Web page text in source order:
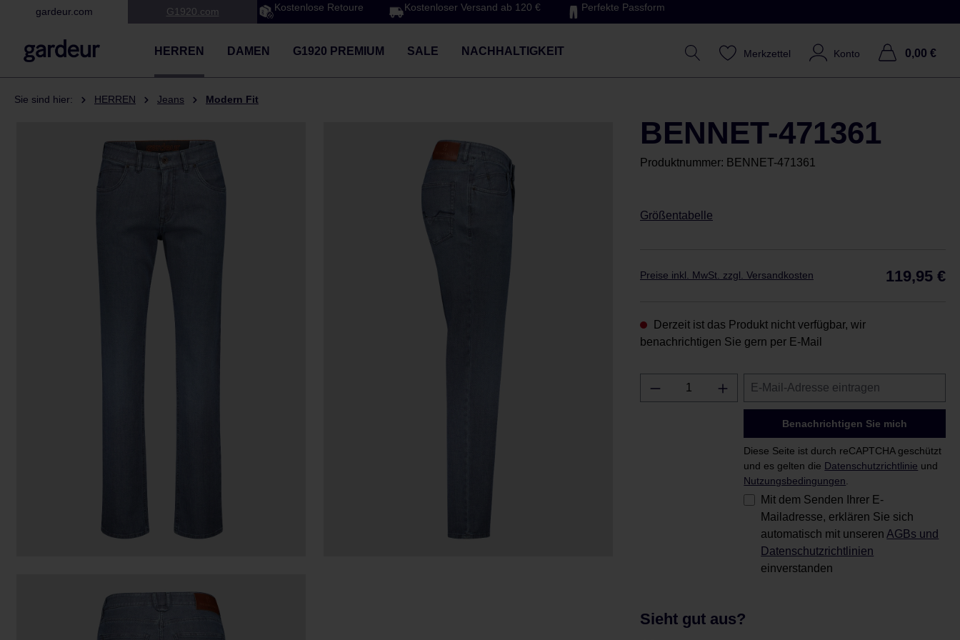
Hauptinhalt springen
Zur Suche springen
Zur Hauptnavigation springen
gardeur.com G1920.com Kostenlose Retoure Kostenloser Versand ab 120 € Perfekte Passform
HERREN DAMEN G1920 PREMIUM SALE NACHHALTIGKEIT Merkzettel Konto 0,00 €
Sie sind hier: HERREN Jeans Modern Fit
BENNET-471361
Produktnummer: BENNET-471361
Größentabelle
Preise inkl. MwSt. zzgl. Versandkosten 119,95 €
Derzeit ist das Produkt nicht verfügbar, wir
benachrichtigen Sie gern per E-Mail
Benachrichtigen Sie mich
Diese Seite ist durch reCAPTCHA geschützt
und es gelten die Datenschutzrichtlinie und
Nutzungsbedingungen
Mit dem Senden Ihrer E-
Mailadresse, erklären Sie sich
automatisch mit unseren AGBs und
Datenschutzrichtlinien
einverstanden
Sieht gut aus?